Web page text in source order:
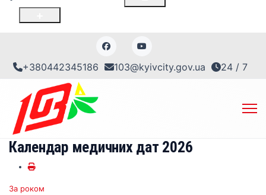
+380442345186 103@kyivcity.gov.ua 24 / 7
Календар медичних дат 2026
За роком